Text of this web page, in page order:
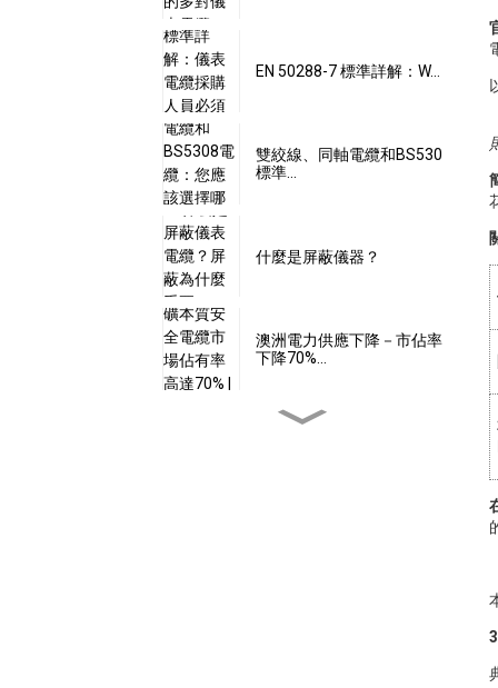
EN 50288-7 標準詳解：W...
雙絞線、同軸電纜和BS530
標準…
什麼是屏蔽儀器？
澳洲電力供應下降－市佔率
下降70%…